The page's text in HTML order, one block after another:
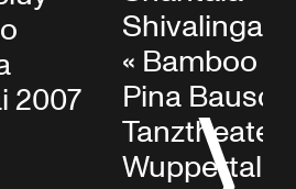
2007
« Bamboo
Pina
Tanztheater
Wuppertal